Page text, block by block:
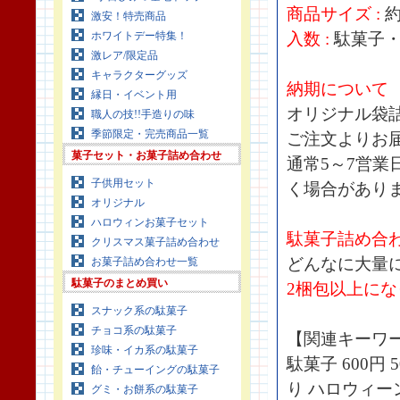
激安！特売商品
ホワイトデー特集！
激レア/限定品
キャラクターグッズ
縁日・イベント用
職人の技!!手造りの味
季節限定・完売商品一覧
菓子セット・お菓子詰め合わせ
子供用セット
オリジナル
ハロウィンお菓子セット
クリスマス菓子詰め合わせ
お菓子詰め合わせ一覧
駄菓子のまとめ買い
スナック系の駄菓子
チョコ系の駄菓子
珍味・イカ系の駄菓子
飴・チューイングの駄菓子
グミ・お餅系の駄菓子
商品サイズ :
入数 : 駄菓子
納期について
オリジナル袋
ご注文よりお
通常5～7営業
く場合があり
駄菓子詰め合
どんなに大量
2梱包以上に
【関連キーワ
駄菓子 600円
り ハロウィ